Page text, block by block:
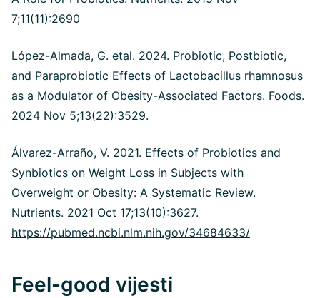
7;11(11):2690
López-Almada, G. etal. 2024. Probiotic, Postbiotic,
and Paraprobiotic Effects of Lactobacillus rhamnosus
as a Modulator of Obesity-Associated Factors. Foods.
2024 Nov 5;13(22):3529.
Álvarez-Arraño, V. 2021. Effects of Probiotics and
Synbiotics on Weight Loss in Subjects with
Overweight or Obesity: A Systematic Review.
Nutrients. 2021 Oct 17;13(10):3627.
https://pubmed.ncbi.nlm.nih.gov/34684633/
Feel-good vijesti